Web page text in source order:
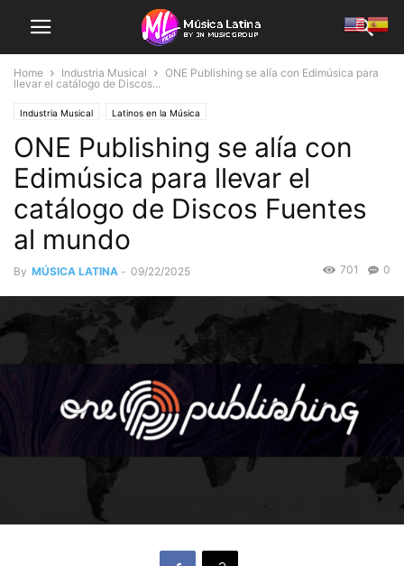
Home Industria Musical
ONE Publishing se alía con Edimúsica para
llevar el catálogo de Discos...
Industria Musical Latinos en la Música
ONE Publishing se alía con
Edimúsica para llevar el
catálogo de Discos Fuentes
al mundo
By MÚSICA LATINA - 09/22/2025 0
701